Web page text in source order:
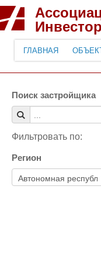
ГЛАВНАЯ
Поиск застройщика
Фильтровать по:
Регион